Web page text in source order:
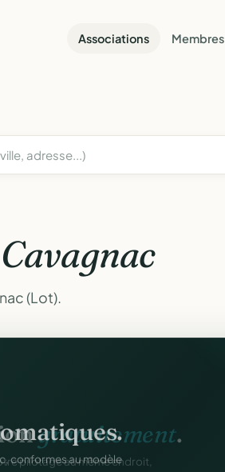
Associations Membres
Cavagnac
(Lot).
conformes au modèle